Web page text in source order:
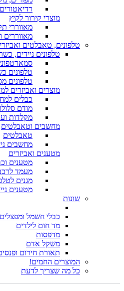
רדיאטורים
מוצרי קירור לקיץ
מאווררי
מאווררים
טלפונים, טאבלטים
טלפונים ניידים,
טלפונים
טלפונים
מוצרים ואביזרים
כבלים
מודם
מקלדות
מחשבים וטאבלטים
טאבלטים
מחשבים
מטענים ואביזרים
מטענים
מעמד
מגנים
מטענים
שונות
כבלי חשמל ומפצלים
מד חום לילדים
מדפסות
משקל אדם
תאורת חירום
המוצרים החמים!
כל מה שצריך לדעת